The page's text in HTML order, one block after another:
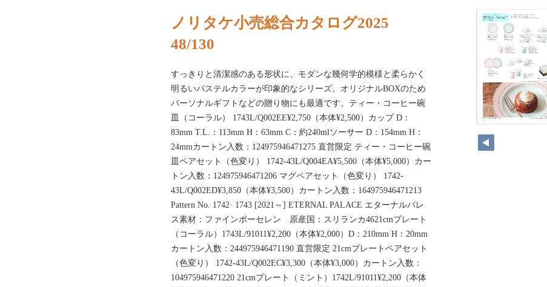
ノリタケ小売総合カタログ2025
48/130
すっきりと清潔感のある形状に、モダンな幾何学的模様と柔らかく
明るいパステルカラーが印象的なシリーズ。オリジナルBOXのため
パーソナルギフトなどの贈り物にも最適です。ティー・コーヒー碗
皿（コーラル） 1743L/Q002EE¥2,750（本体¥2,500）カップ D：
83mm T.L.：113mm H：63mm C：約240mlソーサー D：154mm H：
24mmカートン入数：124975946471275 直営限定 ティー・コーヒー碗
皿ペアセット（色変り） 1742-43L/Q004EA¥5,500（本体¥5,000）カー
トン入数：124975946471206 マグペアセット（色変り） 1742-
43L/Q002ED¥3,850（本体¥3,500）カートン入数：164975946471213
Pattern No. 1742· 1743 [2021～] ETERNAL PALACE エターナルパレ
ス素材：ファインポーセレン 原産国：スリランカ4621cmプレート
（コーラル）1743L/91011¥2,200（本体¥2,000）D：210mm H：20mm
カートン入数：244975946471190 直営限定 21cmプレートペアセット
（色変り） 1742-43L/Q002EC¥3,300（本体¥3,000）カートン入数：
104975946471220 21cmプレート（ミント）1742L/91011¥2,200（本体